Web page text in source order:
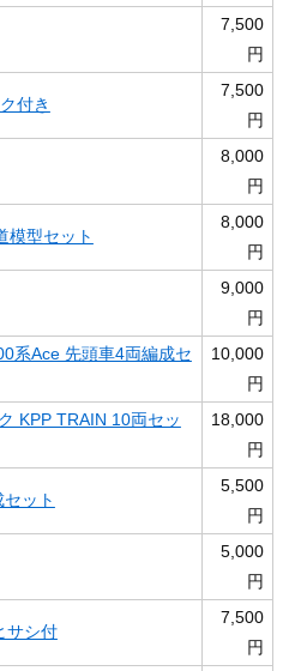
7,500
円
付き
7,500
円
8,000
円
模型セット
8,000
円
9,000
円
系Ace 先頭車4両編成セ
10,000
円
KPP TRAIN 10両セッ
18,000
円
ット
5,500
円
5,000
円
サシ付
7,500
円